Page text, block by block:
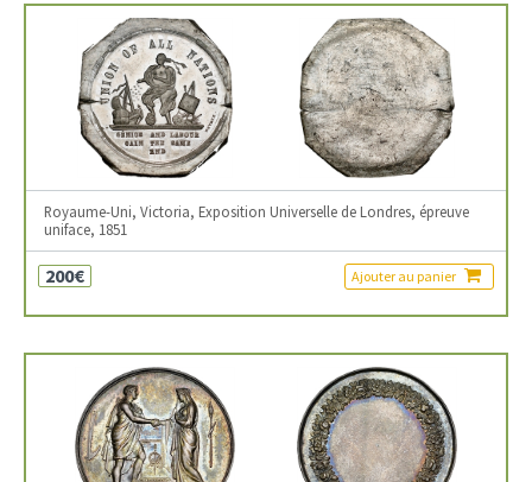
Royaume-Uni, Victoria, Exposition Universelle de Londres, épreuve
uniface, 1851
200€ Ajouter au panier